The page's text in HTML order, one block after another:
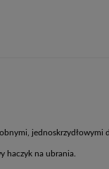
jednoskrzydłowymi
haczyk na ubrania.